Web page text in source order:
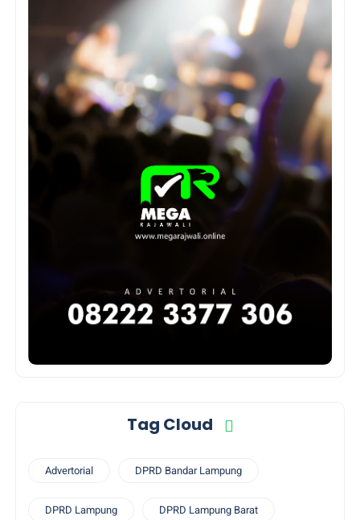
Tag Cloud
Advertorial DPRD Bandar Lampung
DPRD Lampung DPRD Lampung Barat